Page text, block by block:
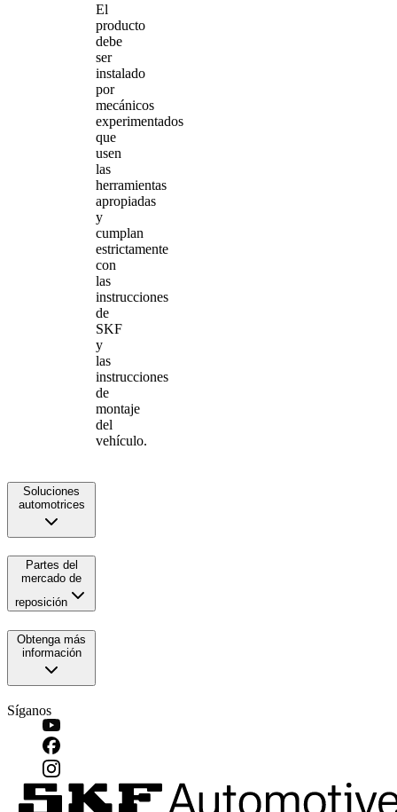
El
producto
debe
ser
instalado
por
mecánicos
experimentados
que
usen
las
herramientas
apropiadas
y
cumplan
estrictamente
con
las
instrucciones
de
SKF
y
las
instrucciones
de
montaje
del
vehículo.
Soluciones
automotrices
Partes del
mercado de
reposición
Obtenga más
información
Síganos